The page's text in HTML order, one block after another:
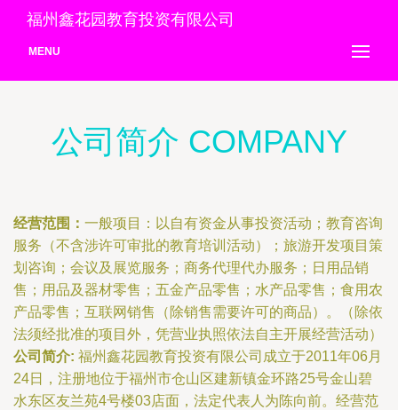
福州鑫花园教育投资有限公司
MENU
公司简介 COMPANY
经营范围： 一般项目：以自有资金从事投资活动；教育咨询
服务（不含涉许可审批的教育培训活动）；旅游开发项目策
划咨询；会议及展览服务；商务代理代办服务；日用品销
售；用品及器材零售；五金产品零售；水产品零售；食用农
产品零售；互联网销售（除销售需要许可的商品）。（除依
法须经批准的项目外，凭营业执照依法自主开展经营活动）
公司简介: 福州鑫花园教育投资有限公司成立于2011年06月
24日，注册地位于福州市仓山区建新镇金环路25号金山碧
水东区友兰苑4号楼03店面，法定代表人为陈向前。经营范